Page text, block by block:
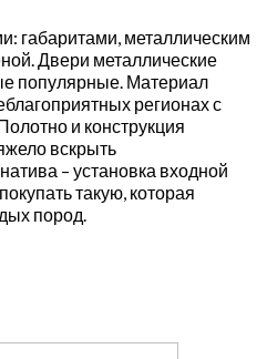
габаритами, металлическим
Двери металлические
популярные. Материал
регионах с
и конструкция
вскрыть
– установка входной
такую, которая
пород.